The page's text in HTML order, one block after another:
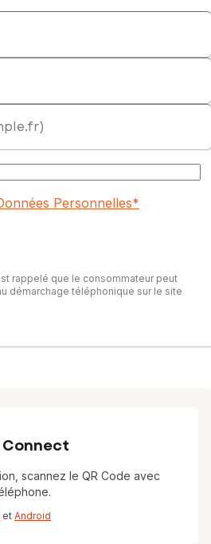
votre projet.
numéro 509 570 636
Personnelles*
rappelé que le consommateur peut
démarchage téléphonique sur le site
Connect
scannez le QR Code avec
et Android